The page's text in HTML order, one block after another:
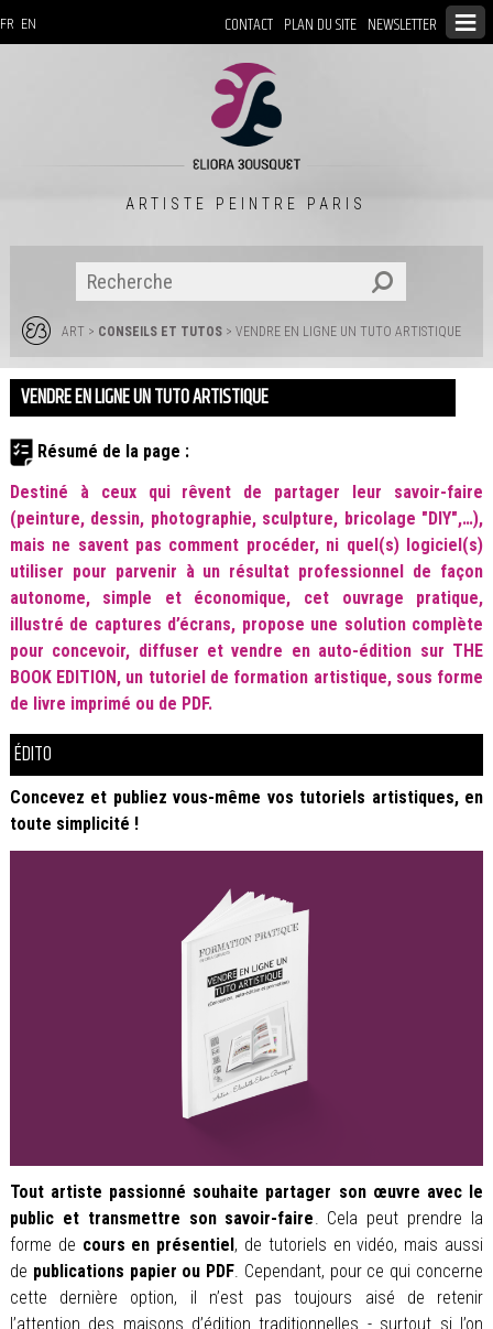
CONTACT PLAN DU SITE NEWSLETTER
FR EN
ARTISTE PEINTRE PARIS
ART> CONSEILS ET TUTOS> VENDRE EN LIGNE UN TUTO ARTISTIQUE
VENDRE EN LIGNE UN TUTO ARTISTIQUE
Résumé de la page :
Destiné à ceux qui rêvent de partager leur savoir-faire
(peinture, dessin, photographie, sculpture, bricolage "DIY",…),
mais ne savent pas comment procéder, ni quel(s) logiciel(s)
utiliser pour parvenir à un résultat professionnel de façon
autonome, simple et économique, cet ouvrage pratique,
illustré de captures d’écrans, propose une solution complète
pour concevoir, diffuser et vendre en auto-édition sur THE
BOOK EDITION, un tutoriel de formation artistique, sous forme
de livre imprimé ou de PDF.
ÉDITO
Concevez et publiez vous-même vos tutoriels artistiques, en
toute simplicité !
Tout artiste passionné souhaite partager son œuvre avec le
public et transmettre son savoir-faire. Cela peut prendre la
forme de cours en présentiel , de tutoriels en vidéo, mais aussi
de publications papier ou PDF. Cependant, pour ce qui concerne
cette dernière option, il n’est pas toujours aisé de retenir
l’attention des maisons d’édition traditionnelles - surtout si l’on